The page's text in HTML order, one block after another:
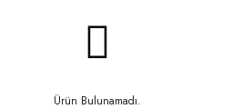
Ürün Bulunamadı.